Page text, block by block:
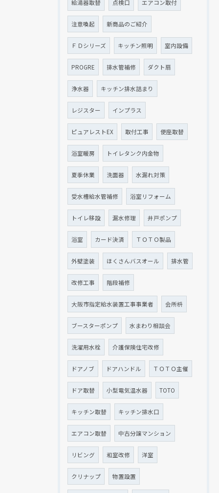
給湯器取替 点検口 エアコン取付
注意喚起 新商品のご紹介
ＦＤシリーズ キッチン照明 室内設備
PROGRE 排水管補修 ダクト扇
浄水器 キッチン排水詰まり
レジスター インプラス
ピュアレストEX 取付工事 便座取替
浴室暖房 トイレタンク内金物
夏季休業 洗面器 水漏れ対策
受水槽給水管補修 浴室リフォーム
トイレ移設 漏水修理 井戸ポンプ
浴室 カード決済 ＴＯＴＯ製品
外壁塗装 ほくさんバスオール 排水管
改修工事 階段補修
大阪市指定給水装置工事事業者 会所枡
ブースターポンプ 水まわり相談会
洗濯用水栓 介護保険住宅改修
ドアノブ ドアハンドル ＴＯＴＯ主催
ドア取替 小型電気温水器 TOTO
キッチン取替 キッチン排水口
エアコン取替 中古分譲マンション
リビング 和室改修 洋室
クリナップ 物置設置